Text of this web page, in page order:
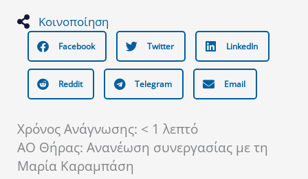
Κοινοποίηση
Facebook Twitter LinkedIn
Reddit Telegram Email
Χρόνος Ανάγνωσης: < 1 λεπτό
ΑΟ Θήρας: Ανανέωση συνεργασίας με τη
Μαρία Καραμπάση